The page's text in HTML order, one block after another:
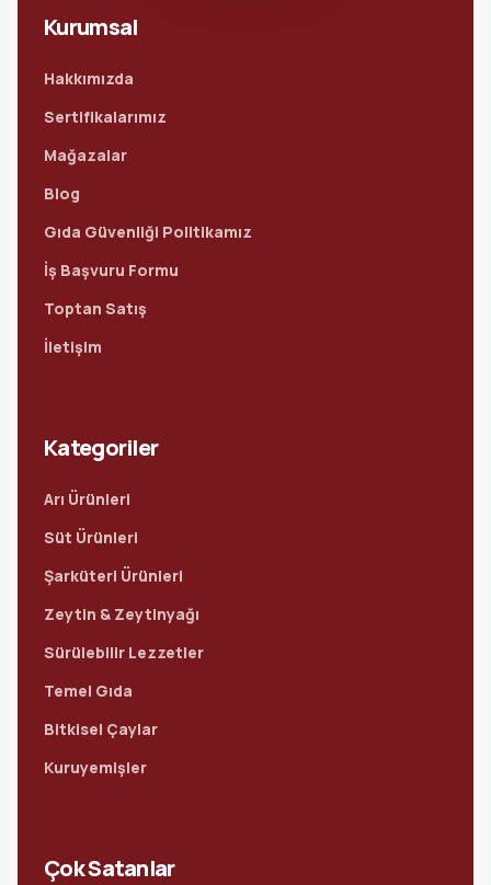
Kurumsal
Hakkımızda
Sertifikalarımız
Mağazalar
Blog
Gıda Güvenliği Politikamız
İş Başvuru Formu
Toptan Satış
İletişim
Kategoriler
Arı Ürünleri
Süt Ürünleri
Şarküteri Ürünleri
Zeytin & Zeytinyağı
Sürülebilir Lezzetler
Temel Gıda
Bitkisel Çaylar
Kuruyemişler
Çok Satanlar